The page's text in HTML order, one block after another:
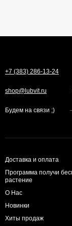
+7 (383) 286-13-24
shop@lubvit.ru
Будем на связи ;)
Доставка и оплата
Программа получи
растение
О Нас
Новинки
Хиты продаж